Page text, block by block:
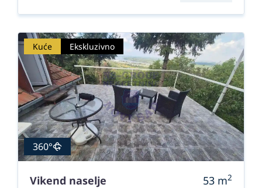
Kuće Ekskluzivno
360°
Vikend naselje 53 m2